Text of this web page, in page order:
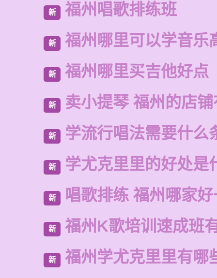
新 福州唱歌排练班
新 福州哪里可以学音乐
新 福州哪里买吉他好点
新 卖小提琴 福州的店
新 学流行唱法需要什么
新 学尤克里里的好处是
新 唱歌排练 福州哪家
新 福州K歌培训速成班
新 福州学尤克里里有哪